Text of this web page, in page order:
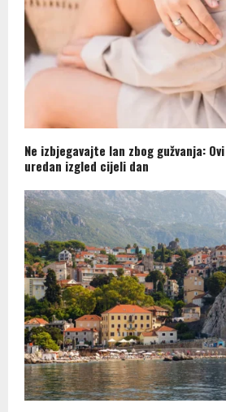
Ne izbjegavajte lan zbog gužvanja:
uredan izgled cijeli dan